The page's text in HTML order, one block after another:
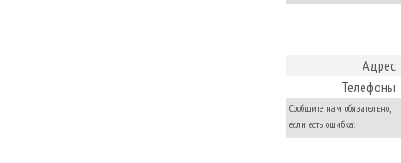
Адрес:
Телефоны:
Сообщите нам обязательно,
если есть ошибка: